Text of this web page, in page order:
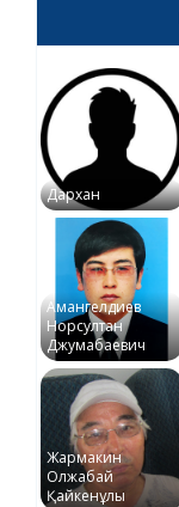
Дархан
Амангелдиев
Норсултан
Джумабаевич
Жармакин
Олжабай
Қайкенұлы